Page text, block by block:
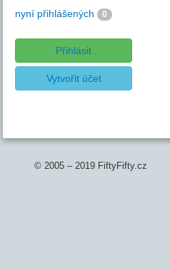
nyní přihlášených 0
Přihlásit
Vytvořit účet
© 2005 – 2019 FiftyFifty.cz